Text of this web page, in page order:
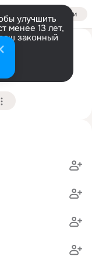
Войти
улучшить
менее 13 лет,
законный
Подробнее